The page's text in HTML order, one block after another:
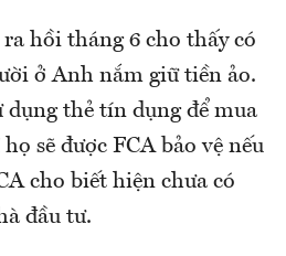
hồi tháng 6 cho thấy có
ở Anh nắm giữ tiền ảo.
dụng thẻ tín dụng để mua
sẽ được FCA bảo vệ nếu
cho biết hiện chưa có
đầu tư.